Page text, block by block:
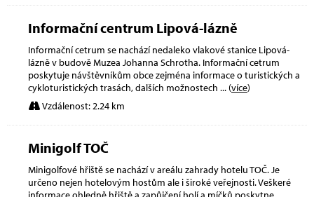
Informační centrum Lipová-lázně
Informační cetrum se nachází nedaleko vlakové stanice Lipová-
lázně v budově Muzea Johanna Schrotha. Informační cetrum
poskytuje návštěvníkům obce zejména informace o turistických a
cykloturistických trasách, dalších možnostech ... (více)
Vzdálenost: 2.24 km
Minigolf TOČ
Minigolfové hřiště se nachází v areálu zahrady hotelu TOČ. Je
určeno nejen hotelovým hostům ale i široké veřejnosti. Veškeré